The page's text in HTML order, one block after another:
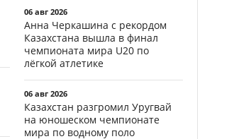
06 авг 2026
Анна Черкашина с рекордом
Казахстана вышла в финал
чемпионата мира U20 по
лёгкой атлетике
06 авг 2026
Казахстан разгромил Уругвай
на юношеском чемпионате
мира по водному поло